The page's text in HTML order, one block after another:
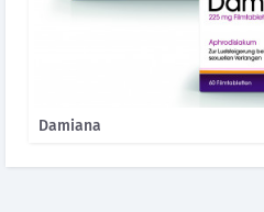
Damiana